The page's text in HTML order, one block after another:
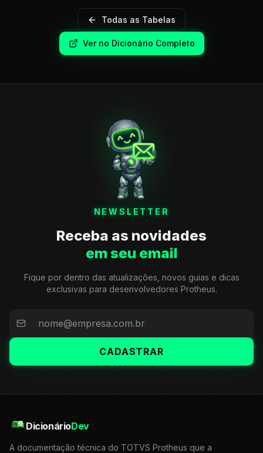
Todas as Tabelas
Ver no Dicionário Completo
NEWSLETTER
Receba as novidades
em seu email
Fique por dentro das atualizações, novos guias e dicas
exclusivas para desenvolvedores Protheus.
CADASTRAR
DicionárioDev
A documentação técnica do TOTVS Protheus que a